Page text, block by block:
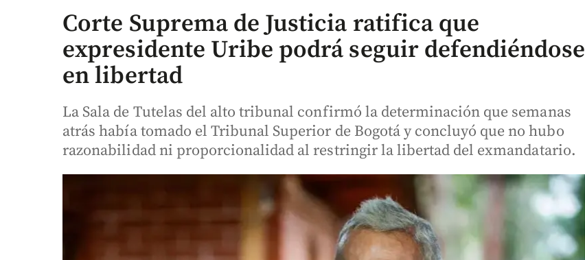
Corte Suprema de Justicia ratifica que
expresidente Uribe podrá seguir defendiéndose
en libertad
La Sala de Tutelas del alto tribunal confirmó la determinación que semanas
atrás había tomado el Tribunal Superior de Bogotá y concluyó que no hubo
razonabilidad ni proporcionalidad al restringir la libertad del exmandatario.